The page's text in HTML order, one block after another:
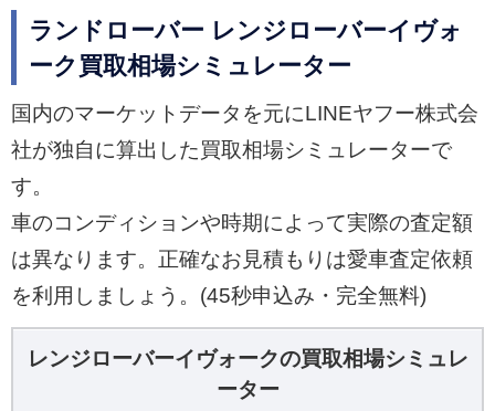
警告機能）、などのドライバー支援システムをは
じめ、フロントシートヒーター＆クーラー、リヤ
シートヒーター、ハンズフリーパワーテールゲー
トなどが備わる。 成約者には東京ドームの読売巨
人軍主催試合に招待し、プレミアムラウンジから
の観戦などの特典も用意されている。
ランドローバー レンジローバーイヴォ
ーク買取相場シミュレーター
国内のマーケットデータを元にLINEヤフー株式会
社が独自に算出した買取相場シミュレーターで
す。
車のコンディションや時期によって実際の査定額
は異なります。正確なお見積もりは愛車査定依頼
を利用しましょう。(45秒申込み・完全無料)
レンジローバーイヴォークの買取相場シミュレ
ーター